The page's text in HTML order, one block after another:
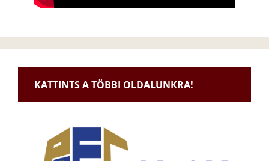
KATTINTS A TÖBBI OLDALUNKRA!